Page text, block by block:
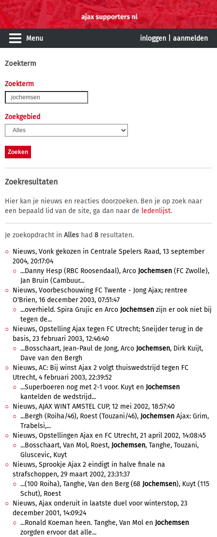
Menu inloggen aanmelden
Zoekterm
Zoekterm
Zoekgebied
Zoekresultaten
Hier kan je nieuws en reacties doorzoeken. Ben je op zoek naar
een bepaald lid van de site, ga dan naar de ledenlijst.
Je zoekopdracht in Alles had 8 resultaten.
Nieuws, Vonk gekozen in Centrale Spelers Raad, 13 september
2004, 20:17:04
...Danny Hesp (RBC Roosendaal), Arco Jochemsen (FC Zwolle),
Jan Bruin (Cambuur...
Nieuws, Voorbeschouwing FC Twente - Jong Ajax; rentree
O'Brien, 16 december 2003, 07:51:47
...overhield. Spira Grujic en Arco Jochemsen zijn er ook niet bij
tegen de...
Nieuws, Opstelling Ajax tegen FC Utrecht; Sneijder terug in de
basis, 23 februari 2003, 12:46:40
...Bosschaart, Jean-Paul de Jong, Arco Jochemsen, Dirk Kuijt,
Dave van den Bergh
Nieuws, AC: Bij winst Ajax 2 volgt thuiswedstrijd tegen FC
Utrecht, 4 februari 2003, 22:39:52
...Superboeren nog met 2-1 voor. Kuyt en Jochemsen
kantelden de wedstrijd...
Nieuws, AJAX WINT AMSTEL CUP, 12 mei 2002, 18:57:40
...Bergh (Roiha/46), Roest (Touzani/46), Jochemsen Ajax: Grim,
Trabelsi,...
Nieuws, Opstellingen Ajax en FC Utrecht, 21 april 2002, 14:08:45
...Bosschaart, Van Mol, Roest, Jochemsen, Tanghe, Touzani,
Gluscevic, Kuyt
Nieuws, Sprookje Ajax 2 eindigt in halve finale na
strafschoppen, 29 maart 2002, 23:31:37
...(100 Roiha), Tanghe, Van den Berg (68 Jochemsen), Kuyt (115
Schut), Roest
Nieuws, Ajax onderuit in laatste duel voor winterstop, 23
december 2001, 14:09:24
...Ronald Koeman heen. Tanghe, Van Mol en Jochemsen
zorgden ervoor dat alle...